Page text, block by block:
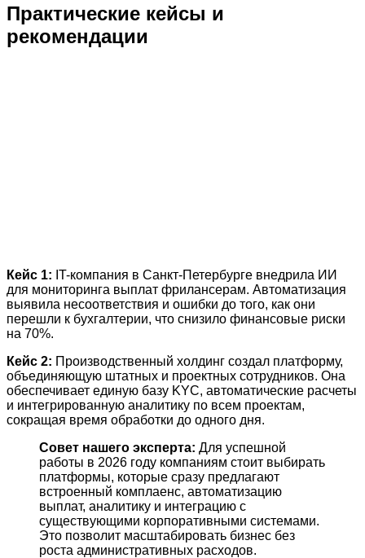
Практические кейсы и
рекомендации
Кейс 1: IT-компания в Санкт-Петербурге внедрила ИИ
для мониторинга выплат фрилансерам. Автоматизация
выявила несоответствия и ошибки до того, как они
перешли к бухгалтерии, что снизило финансовые риски
на 70%.
Кейс 2: Производственный холдинг создал платформу,
объединяющую штатных и проектных сотрудников. Она
обеспечивает единую базу KYC, автоматические расчеты
и интегрированную аналитику по всем проектам,
сокращая время обработки до одного дня.
Совет нашего эксперта: Для успешной
работы в 2026 году компаниям стоит выбирать
платформы, которые сразу предлагают
встроенный комплаенс, автоматизацию
выплат, аналитику и интеграцию с
существующими корпоративными системами.
Это позволит масштабировать бизнес без
роста административных расходов.